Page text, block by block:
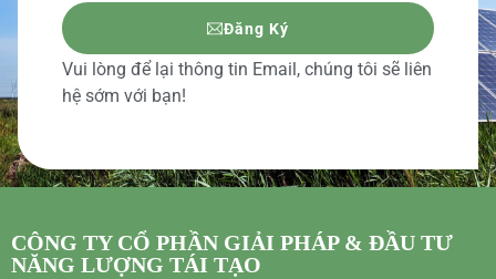
Đăng Ký
Vui lòng để lại thông tin Email, chúng tôi sẽ liên
hệ sớm với bạn!
CÔNG TY CỔ PHẦN GIẢI PHÁP & ĐẦU TƯ
NĂNG LƯỢNG TÁI TẠO